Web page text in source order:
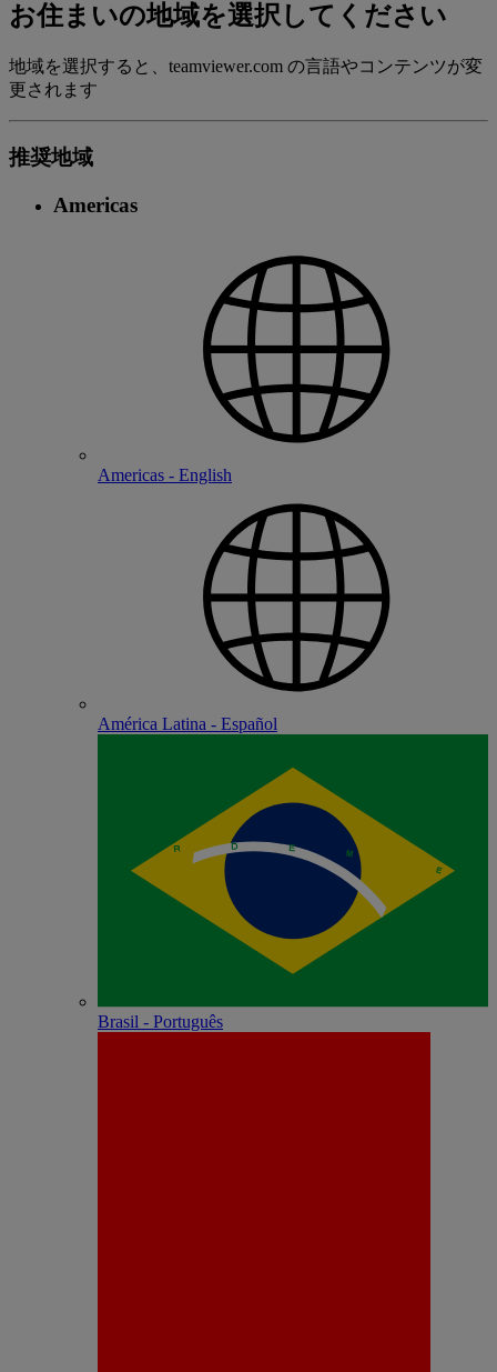
お住まいの地域を選択してください
地域を選択すると、teamviewer.com の言語やコンテンツが変
更されます
推奨地域
Americas
Americas - English
América Latina - Español
Brasil - Português